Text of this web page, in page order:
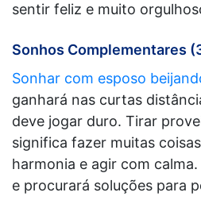
sentir feliz e muito
Sonhos Complementares
Sonhar com esposo
ganhará nas curtas
deve jogar duro. Tirar
significa fazer muitas
harmonia e agir com
e procurará soluções para